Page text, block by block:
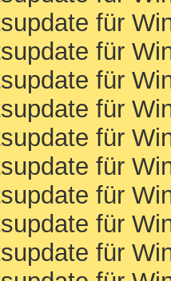
für
für
für
für
für
für
für
für
für